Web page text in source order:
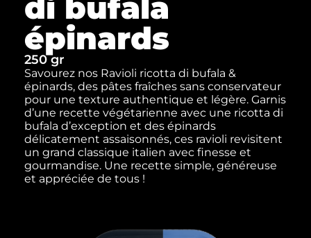
épinards
250 gr
Savourez nos Ravioli ricotta di bufala &
épinards, des pâtes fraîches sans conservateur
pour une texture authentique et légère. Garnis
d’une recette végétarienne avec une ricotta di
bufala d’exception et des épinards
délicatement assaisonnés, ces ravioli revisitent
un grand classique italien avec finesse et
gourmandise. Une recette simple, généreuse
et appréciée de tous !